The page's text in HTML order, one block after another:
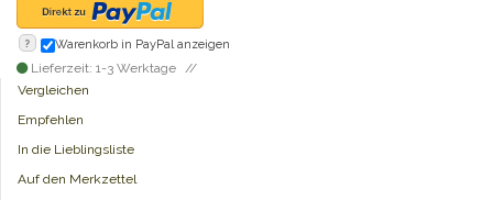
? Warenkorb in PayPal anzeigen
Lieferzeit: 1-3 Werktage
Vergleichen
Empfehlen
In die Lieblingsliste
Auf den Merkzettel